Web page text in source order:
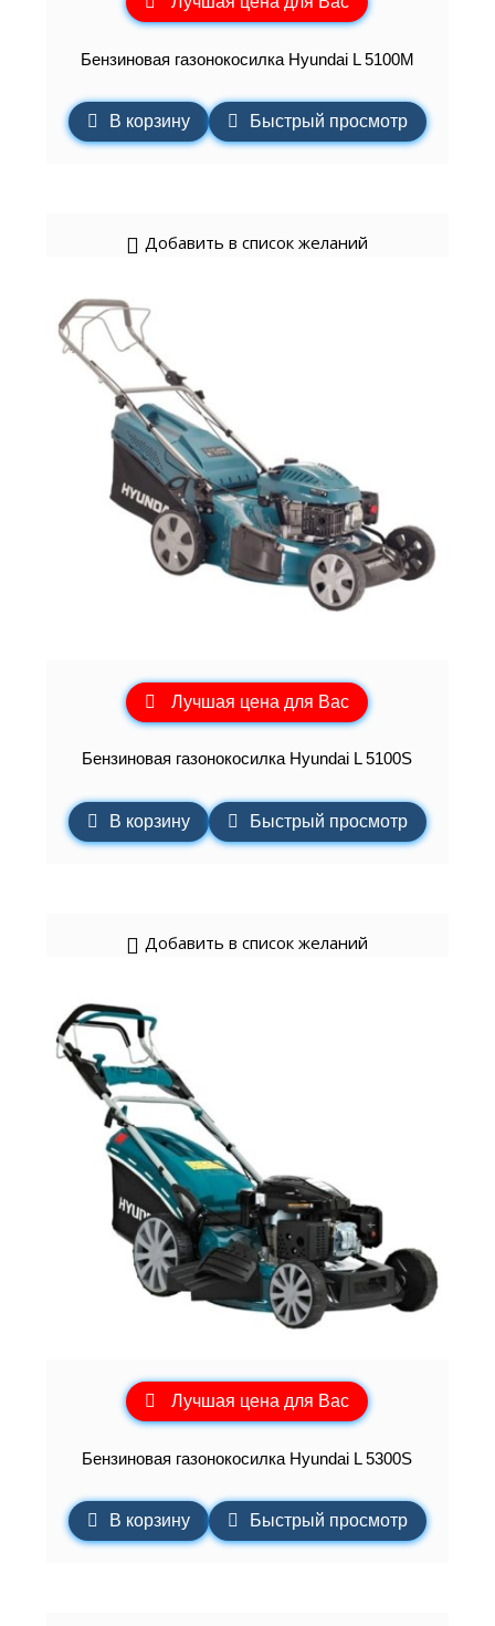
Бензиновая газонокосилка Hyundai L 5100M
В корзину Быстрый просмотр
Добавить в список желаний
Лучшая цена для Вас
Бензиновая газонокосилка Hyundai L 5100S
В корзину Быстрый просмотр
Добавить в список желаний
Лучшая цена для Вас
Бензиновая газонокосилка Hyundai L 5300S
В корзину Быстрый просмотр